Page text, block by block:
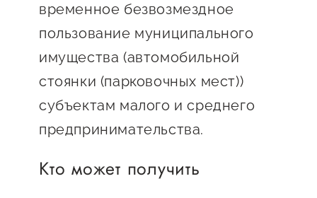
Меры поддержки
Навигатор по мерам
Имущественная поддержка
Образовательная поддержка
временное безвозмездное
пользование муниципального
имущества (автомобильной
стоянки (парковочных мест))
субъектам малого и среднего
предпринимательства.
Кто может получить